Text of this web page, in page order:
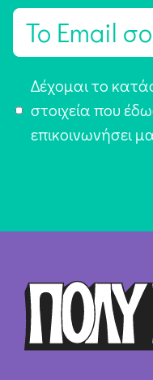
E
π
ή
Δέχομαι το
στοιχεία που
επικοινωνήσει